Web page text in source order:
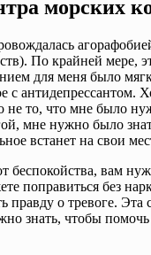
морских
По крайней мере,
для меня было
с антидепрессантом.
не то, что мне было
мне нужно было
встанет на свои
беспокойства, вам
поправиться без
правду о тревоге. Эта
знать, чтобы помочь